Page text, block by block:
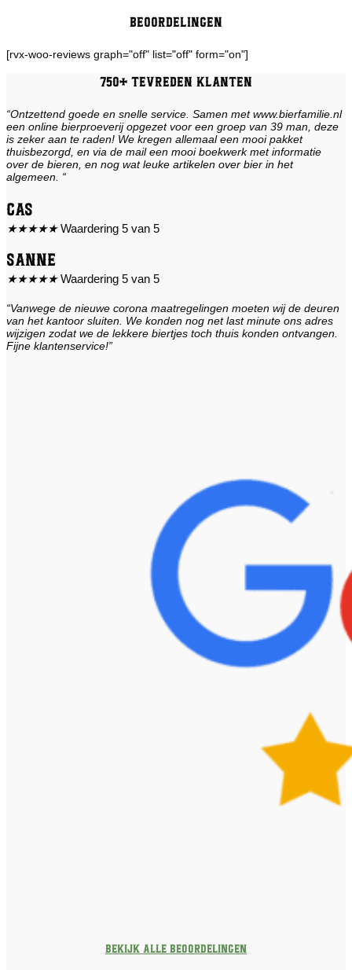
Beoordelingen
[rvx-woo-reviews graph="off" list="off" form="on"]
750+ tevreden klanten
“Ontzettend goede en snelle service. Samen met www.bierfamilie.nl
een online bierproeverij opgezet voor een groep van 39 man, deze
is zeker aan te raden! We kregen allemaal een mooi pakket
thuisbezorgd, en via de mail een mooi boekwerk met informatie
over de bieren, en nog wat leuke artikelen over bier in het
algemeen. “
Cas
★★★★★ Waardering 5 van 5
Sanne
★★★★★ Waardering 5 van 5
“Vanwege de nieuwe corona maatregelingen moeten wij de deuren
van het kantoor sluiten. We konden nog net last minute ons adres
wijzigen zodat we de lekkere biertjes toch thuis konden ontvangen.
Fijne klantenservice!”
Bekijk alle beoordelingen